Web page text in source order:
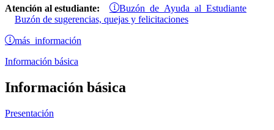
Atención al estudiante: Buzón de Ayuda al Estudiante
Buzón de sugerencias, quejas y felicitaciones
más información
Información básica
Información básica
Presentación